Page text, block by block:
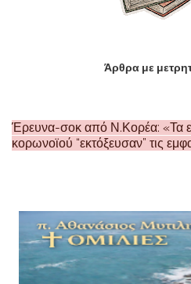
Άρθρα με
Έρευνα-σοκ από Ν.Κορέα: «Τα
κορωνοϊού “εκτόξευσαν” τις